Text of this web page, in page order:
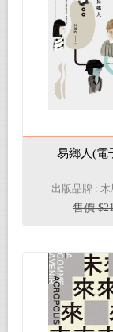
易鄉人(電
出版品牌 :
售價